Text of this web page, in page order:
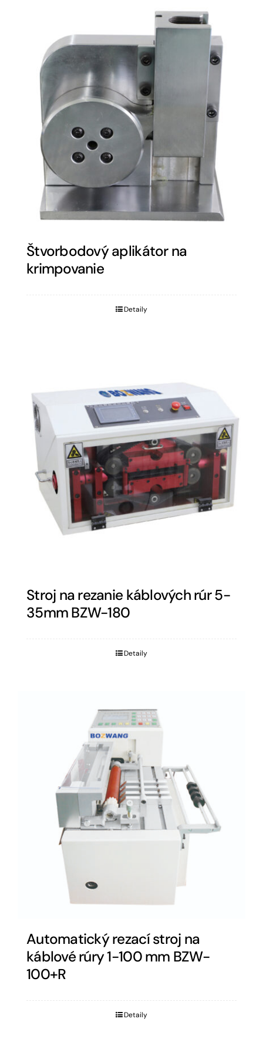
Štvorbodový aplikátor na
krimpovanie
Detaily
Stroj na rezanie káblových rúr 5-
35mm BZW-180
Detaily
Automatický rezací stroj na
káblové rúry 1-100 mm BZW-
100+R
Detaily